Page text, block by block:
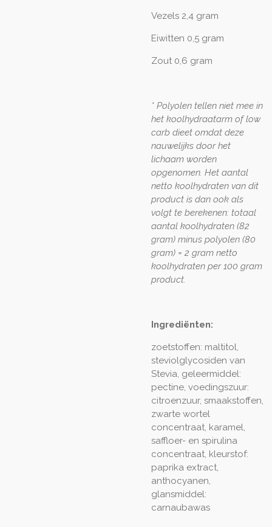
Vezels 2,4 gram
Eiwitten 0,5 gram
Zout 0,6 gram
* Polyolen tellen niet mee in
het koolhydraatarm of low
carb dieet omdat deze
nauwelijks door het
lichaam worden
opgenomen. Het aantal
netto koolhydraten van dit
product is dan ook als
volgt te berekenen: totaal
aantal koolhydraten (82
gram) minus polyolen (80
gram) = 2 gram netto
koolhydraten per 100 gram
product.
Ingrediënten:
zoetstoffen: maltitol,
steviolglycosiden van
Stevia, geleermiddel:
pectine, voedingszuur:
citroenzuur, smaakstoffen,
zwarte wortel
concentraat, karamel,
saffloer- en spirulina
concentraat, kleurstof:
paprika extract,
anthocyanen,
glansmiddel:
carnaubawas